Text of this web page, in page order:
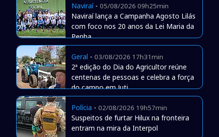
Naviraí- 05/08/2026 09h25min
Naviraí lança a Campanha Agosto Lilás
com foco nos 20 anos da Lei Maria da
Penha
Geral - 03/08/2026 17h31min
2ª edição do Dia do Agricultor reúne
centenas de pessoas e celebra a força
do campo em Juti
Polícia - 02/08/2026 19h57min
Suspeitos de furtar Hilux na fronteira
entram na mira da Interpol